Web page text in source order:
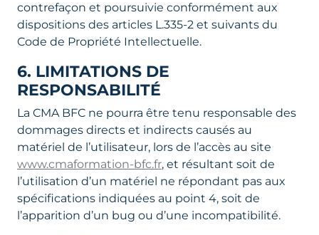
contrefaçon et poursuivie conformément aux
dispositions des articles L.335-2 et suivants du
Code de Propriété Intellectuelle.
6. LIMITATIONS DE
RESPONSABILITÉ
La CMA BFC ne pourra être tenu responsable des
dommages directs et indirects causés au
matériel de l’utilisateur, lors de l’accès au site
www.cmaformation-bfc.fr, et résultant soit de
l’utilisation d’un matériel ne répondant pas aux
spécifications indiquées au point 4, soit de
l’apparition d’un bug ou d’une incompatibilité.